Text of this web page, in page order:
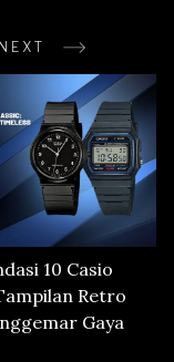
NEXT
10 Casio
Retro
Gaya